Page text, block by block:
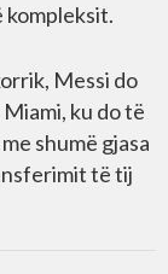
kompleksit.
Messi do
ku do të
shumë gjasa
të tij